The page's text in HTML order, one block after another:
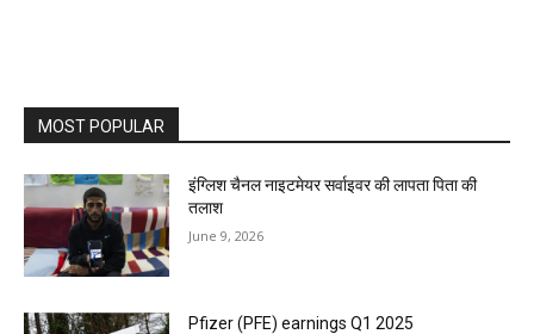
MOST POPULAR
इंग्लिश चैनल नाइटमेयर सर्वाइवर की लापता पिता की
तलाश
June 9, 2026
Pfizer (PFE) earnings Q1 2025